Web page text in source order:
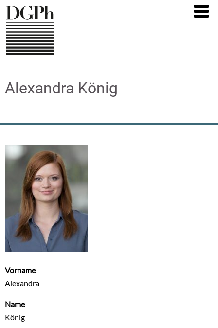
Direkt
zum
Inhalt
Alexandra König
Vorname
Alexandra
Name
König